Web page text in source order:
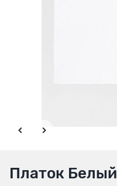
Платок Белый